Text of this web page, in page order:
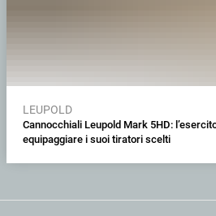
LEUPOLD
Cannocchiali Leupold Mark 5HD:
equipaggiare i suoi tiratori scelti